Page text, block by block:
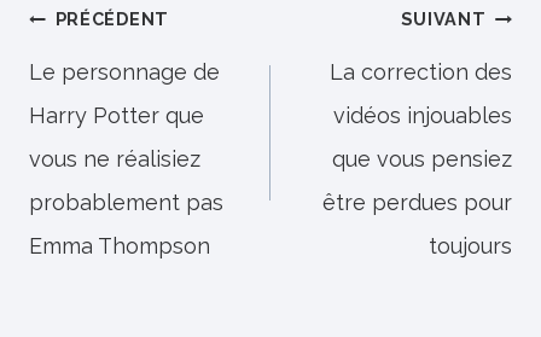
Navigation
de
l’article
PRÉCÉDENT
Le personnage de
Harry Potter que
vous ne réalisiez
probablement pas
Emma Thompson
SUIVANT
La correction des
vidéos injouables
que vous pensiez
être perdues pour
toujours